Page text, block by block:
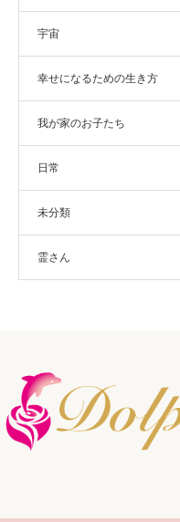
宇宙
幸せになるための生き方
我が家のお子たち
日常
未分類
霊さん